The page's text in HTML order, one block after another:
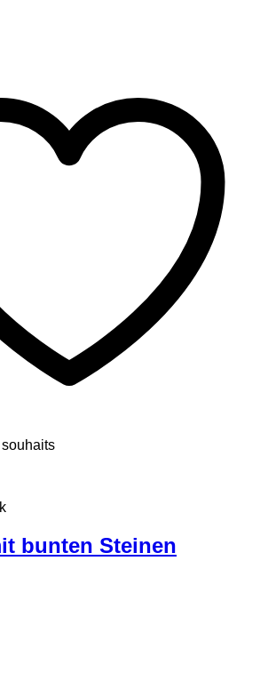
bunten Steinen